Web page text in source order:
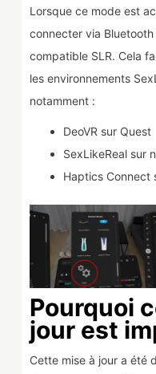
Lorsque ce mode est
connecter via
compatible SLR. Cela
les environnements
notamment :
DeoVR sur Quest
SexLikeReal sur
Haptics Connect
Pourquoi
jour est
Cette mise à jour a été